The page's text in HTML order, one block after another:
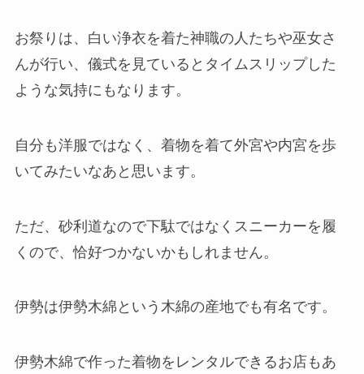
お祭りは、白い浄衣を着た神職の人たちや巫女さ
んが行い、儀式を見ているとタイムスリップした
ような気持にもなります。
自分も洋服ではなく、着物を着て外宮や内宮を歩
いてみたいなあと思います。
ただ、 砂利道なので下駄ではなくスニーカーを履
くので、恰好つかないかもしれません。
伊勢は伊勢木綿という木綿の産地でも有名です。
伊勢木綿で作った着物をレンタルできるお店もあ